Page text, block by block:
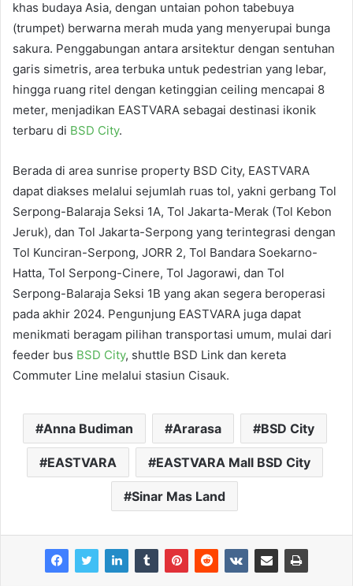
khas budaya Asia, dengan untaian pohon tabebuya
(trumpet) berwarna merah muda yang menyerupai bunga
sakura. Penggabungan antara arsitektur dengan sentuhan
garis simetris, area terbuka untuk pedestrian yang lebar,
hingga ruang ritel dengan ketinggian ceiling mencapai 8
meter, menjadikan EASTVARA sebagai destinasi ikonik
terbaru di BSD City.
Berada di area sunrise property BSD City, EASTVARA
dapat diakses melalui sejumlah ruas tol, yakni gerbang Tol
Serpong-Balaraja Seksi 1A, Tol Jakarta-Merak (Tol Kebon
Jeruk), dan Tol Jakarta-Serpong yang terintegrasi dengan
Tol Kunciran-Serpong, JORR 2, Tol Bandara Soekarno-
Hatta, Tol Serpong-Cinere, Tol Jagorawi, dan Tol
Serpong-Balaraja Seksi 1B yang akan segera beroperasi
pada akhir 2024. Pengunjung EASTVARA juga dapat
menikmati beragam pilihan transportasi umum, mulai dari
feeder bus BSD City, shuttle BSD Link dan kereta
Commuter Line melalui stasiun Cisauk.
Anna Budiman Ararasa BSD City
EASTVARA EASTVARA Mall BSD City
Sinar Mas Land